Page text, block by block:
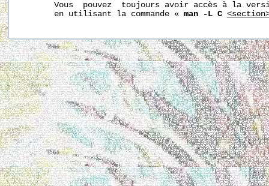
Vous  pouvez  toujours avoir accès à la
       en utilisant la commande «
man -L C